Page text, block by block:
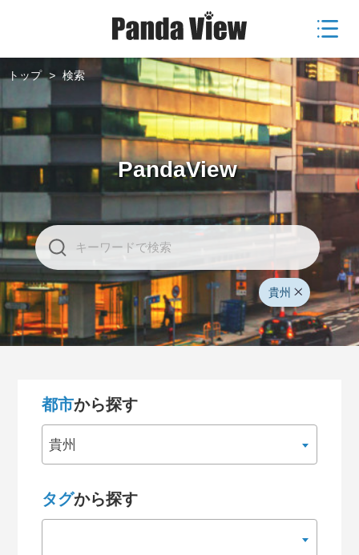
トップ > 検索
PandaView
貴州
都市から探す
貴州
タグから探す